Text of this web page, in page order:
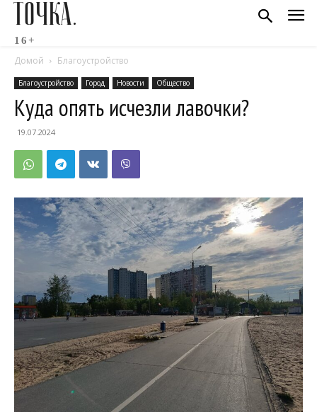
ТОЧКА.
16+
Домой Благоустройство
Благоустройство Город Новости Общество
Куда опять исчезли лавочки?
19.07.2024